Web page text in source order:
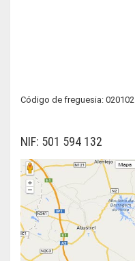
Código de freguesia: 020102
NIF: 501 594 132